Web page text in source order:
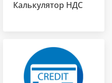
Калькулятор НДС